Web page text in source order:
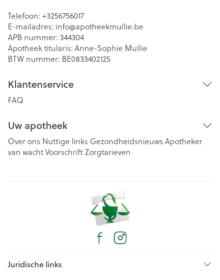
Telefoon: +3256756017
E-mailadres: info@apotheekmullie.be
APB nummer: 344304
Apotheek titularis: Anne-Sophie Mullie
BTW nummer: BE0833402125
Klantenservice
FAQ
Uw apotheek
Over ons Nuttige links Gezondheidsnieuws Apotheker
van wachtVoorschriftZorgtarieven
Juridische links